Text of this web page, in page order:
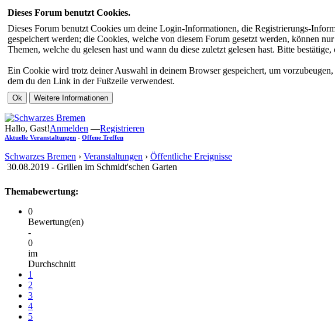
Dieses Forum benutzt Cookies.
Dieses Forum benutzt Cookies um deine Login-Informationen, die Registrierungs-
gespeichert werden; die Cookies, welche von diesem Forum gesetzt werden, können
Themen, welche du gelesen hast und wann du diese zuletzt gelesen hast. Bitte
Ein Cookie wird trotz deiner Auswahl in deinem Browser gespeichert, um
dem du den Link in der Fußzeile verwendest.
Hallo, Gast!Anmelden —Registrieren
Aktuelle Veranstaltungen - Offene Treffen
Schwarzes Bremen › Veranstaltungen › Öffentliche Ereignisse
30.08.2019 - Grillen im Schmidt'schen Garten
Themabewertung:
0
Bewertung(en)
-
0
im
Durchschnitt
1
2
3
4
5